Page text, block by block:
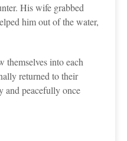
His wife grabbed
him out of the water,
themselves into each
returned to their
and peacefully once